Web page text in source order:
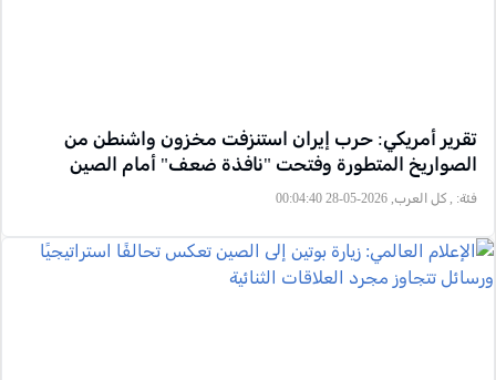
تقرير أمريكي: حرب إيران استنزفت مخزون واشنطن من
الصواريخ المتطورة وفتحت "نافذة ضعف" أمام الصين
فئة: , كل العرب, 2026-05-28 00:04:40